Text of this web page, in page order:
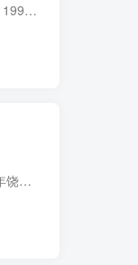
族谱简介 江西赣州宁都县历山饶氏八修族谱，1995年饶学贞、饶明贵等纂修，12册。始祖饶元亮（又名饶素，行十七），仕唐德宗朝历官浙东安抚两考转任浙西，世为饶之鄱阳人，尚仕处金陵，晚归寓南...
宗谱简介 湖北应城饶氏宗谱，双峰堂，2014年饶俭廷、饶家杰等纂修，2册。始迁祖饶震龙，字尚方，明时自江西南昌进贤县因贸易入楚，落籍应邑黄家潭长江埠（今湖北应城长江埠街道）。 字辈：志人...